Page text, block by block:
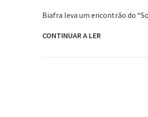
Biafra leva um encontrão do
CONTINUAR A LER